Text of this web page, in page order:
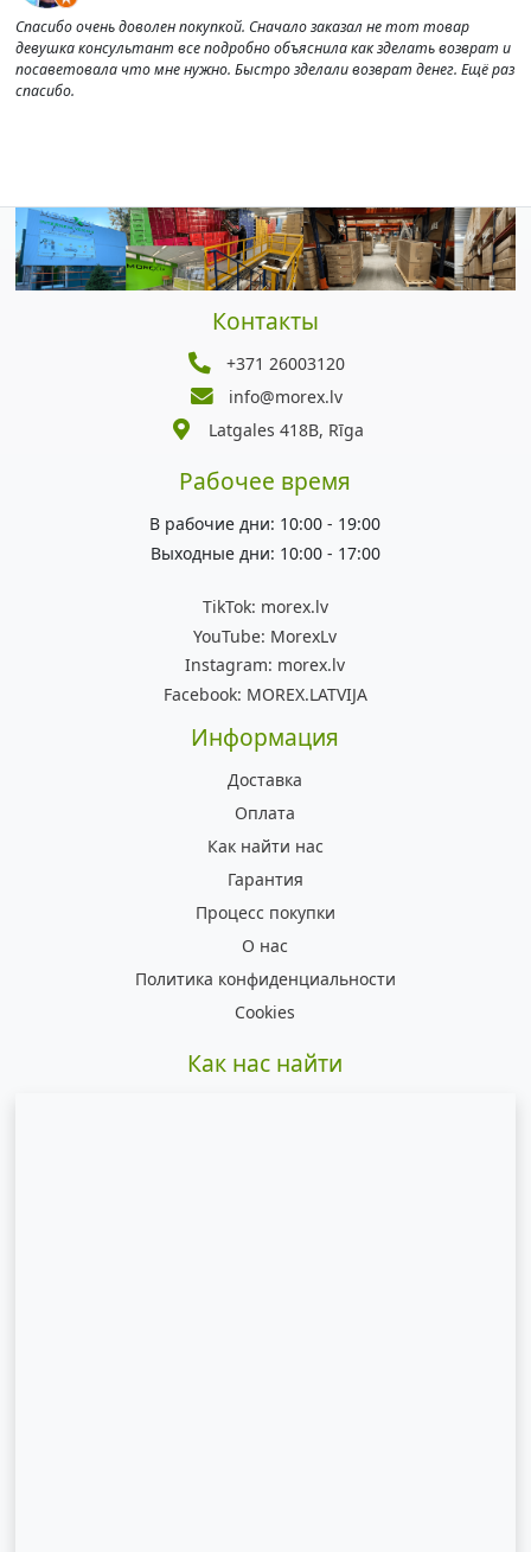
Спасибо очень доволен покупкой. Сначало заказал не тот товар
девушка консультант все подробно объяснила как зделать возврат и
посаветовала что мне нужно. Быстро зделали возврат денег. Ещё раз
спасибо.
Контакты
+371 26003120
info@morex.lv
Latgales 418B, Rīga
Рабочее время
В рабочие дни: 10:00 - 19:00
Выходные дни: 10:00 - 17:00
TikTok: morex.lv
YouTube: MorexLv
Instagram: morex.lv
Facebook: MOREX.LATVIJA
Информация
Доставка
Оплата
Как найти нас
Гарантия
Процесс покупки
О нас
Политика конфиденциальности
Cookies
Как нас найти